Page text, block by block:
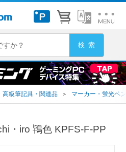
高級筆記具・関連品 ＞ マーカー・蛍光ペン
・iro 鴇色 KPFS-F-PP